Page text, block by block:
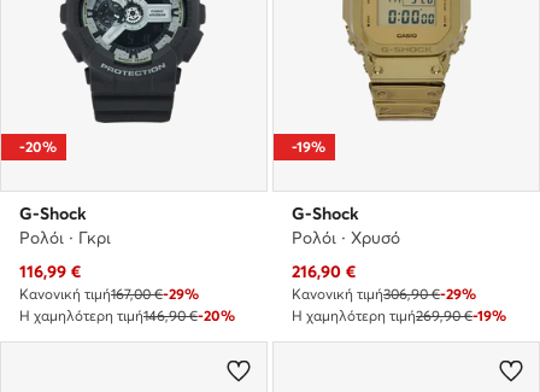
-20%
G-Shock
Ρολόι · Γκρι
Τρέχουσα τιμή
116,99 €
Κανονική τιμή167,00 €-29%
Η χαμηλότερη τιμή146,90 €-20%
-19%
G-Shock
Ρολόι · Χρυσό
Τρέχουσα τιμή
216,90 €
Κανονική τιμή306,90 €-29%
Η χαμηλότερη τιμή269,90 €-19%